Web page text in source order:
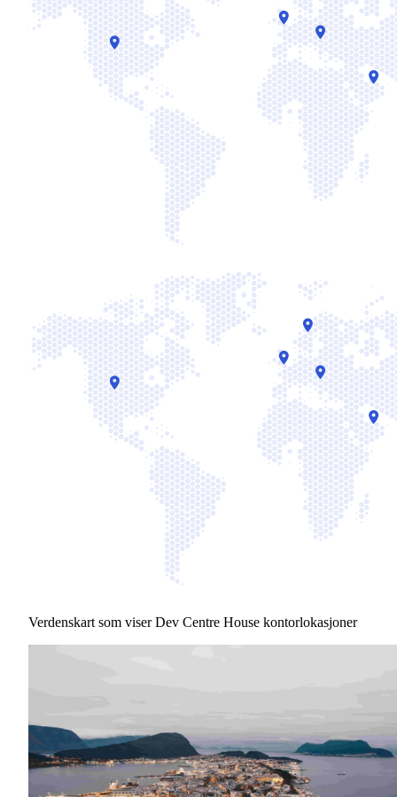
Verdenskart som viser Dev Centre House kontorlokasjoner